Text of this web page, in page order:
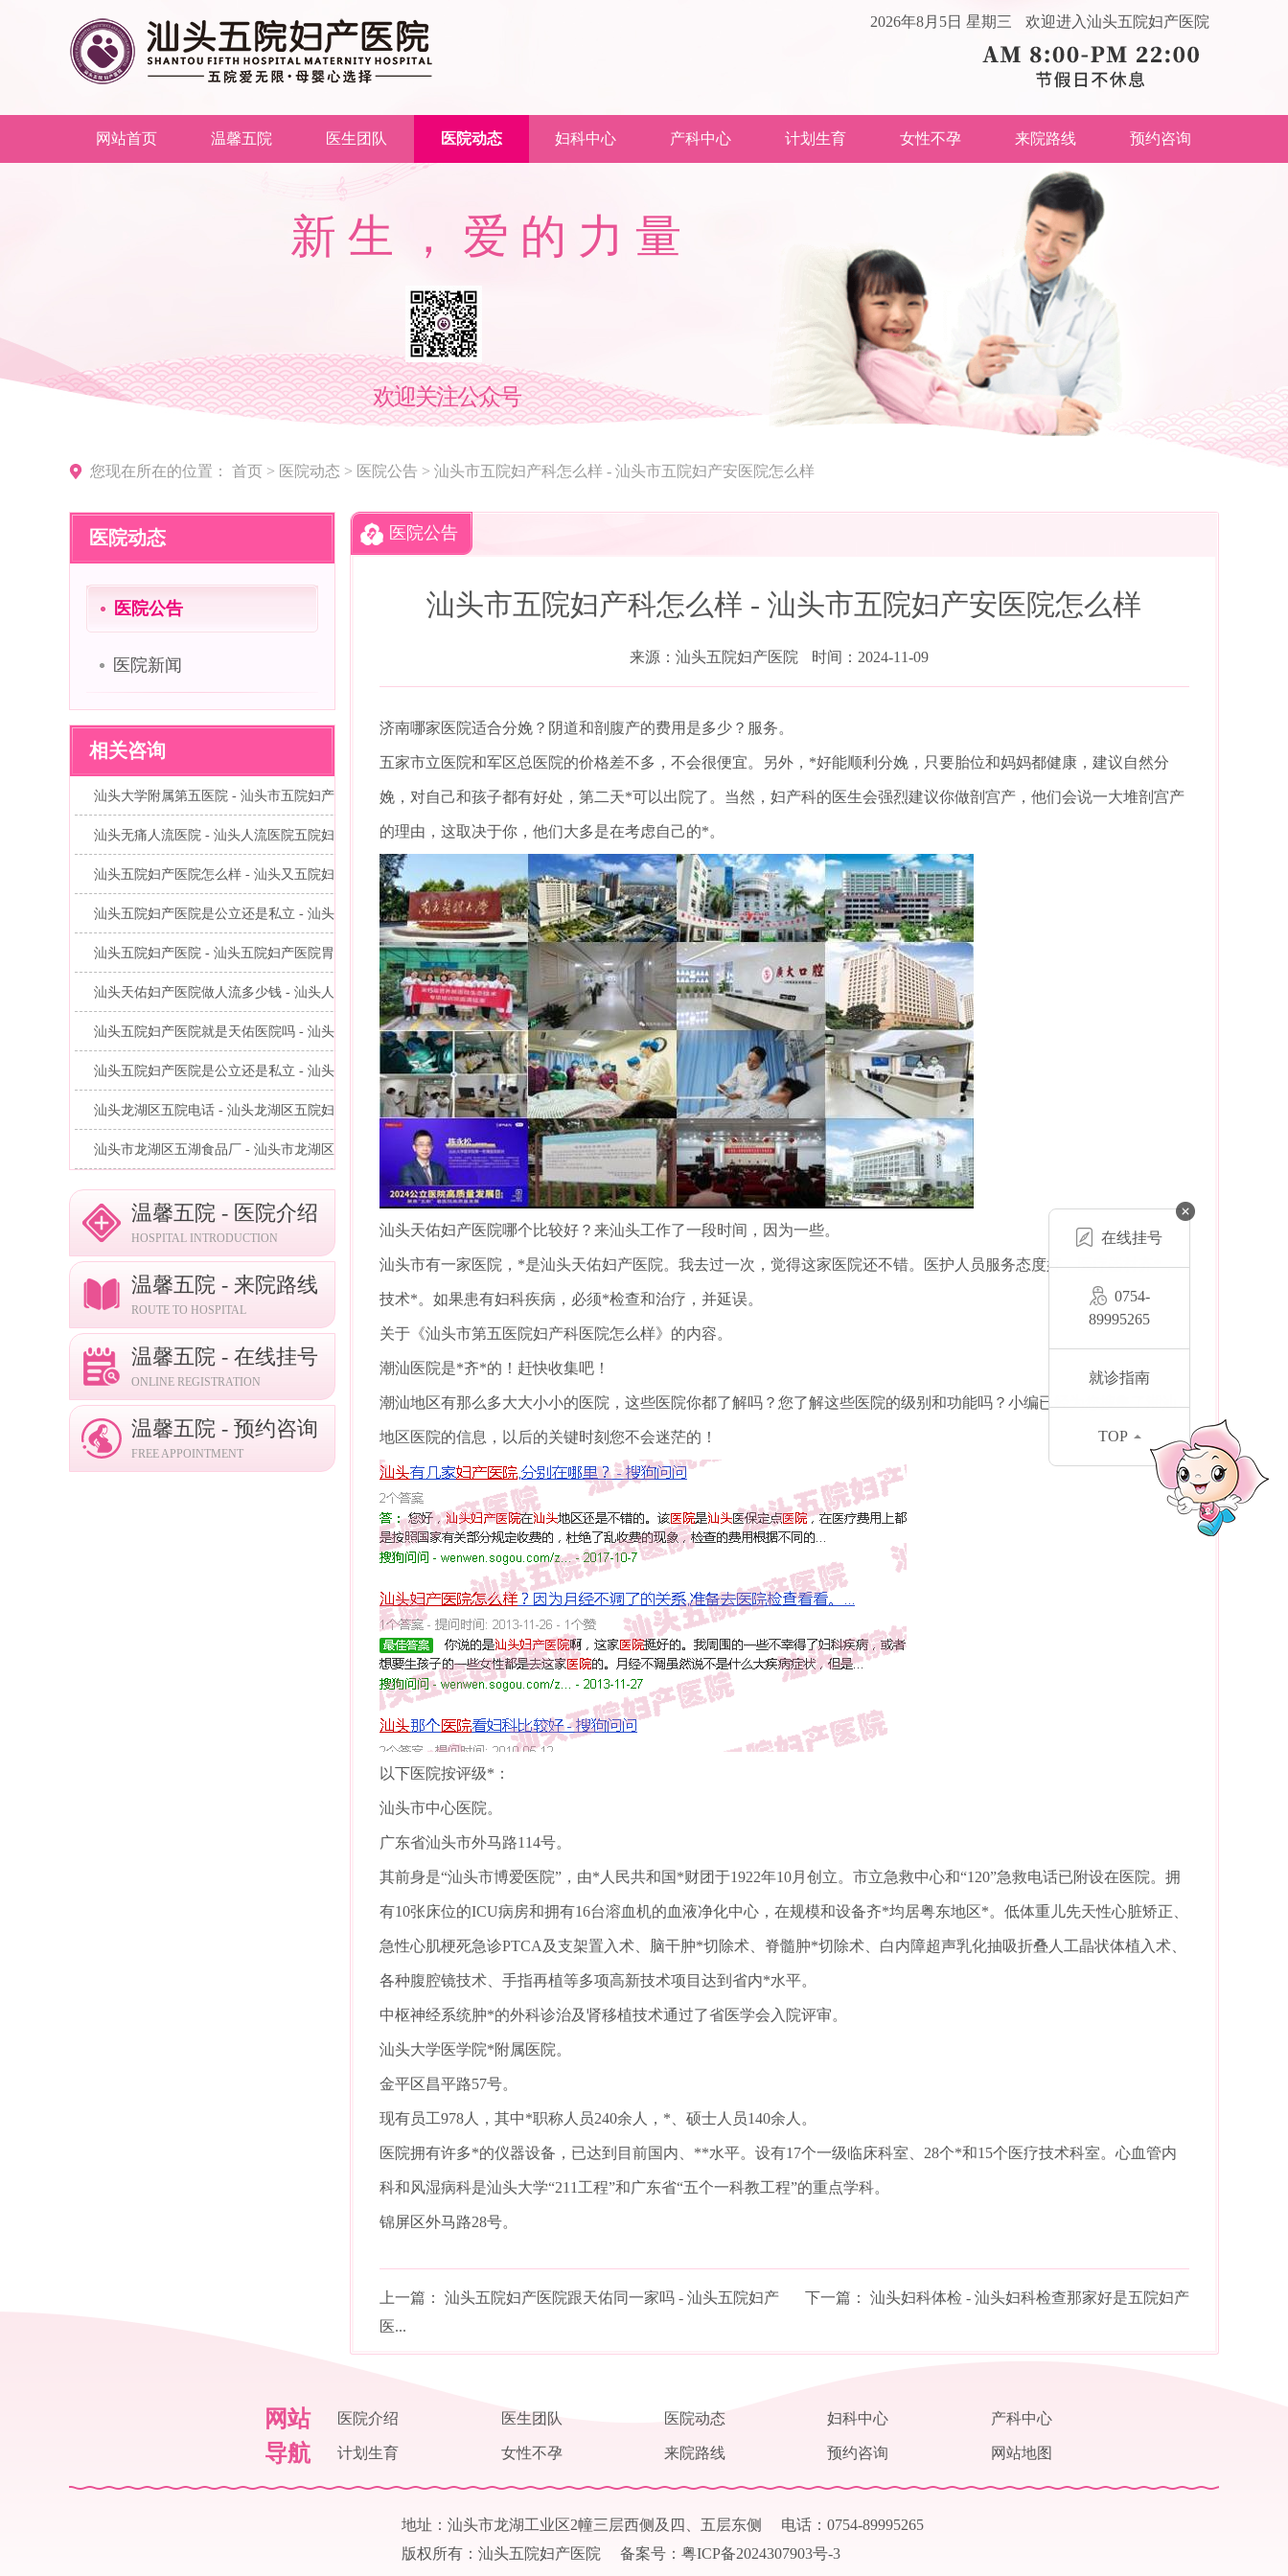
2026年8月5日 星期三 欢迎进入汕头五院妇产医院
网站首页 温馨五院 医生团队 医院动态 妇科中心 产科中心 计划生育 女性不孕 来院路线 预约咨询
欢迎关注公众号
心 呵
您现在所在的位置： 首页 > 医院动态 > 医院公告 > 汕头市五院妇产科怎么样 - 汕头市五院妇产安医院怎么样
医院动态
医院公告
医院新闻
相关咨询
汕头大学附属第五医院 - 汕头市五院妇产...
汕头无痛人流医院 - 汕头人流医院五院妇...
汕头五院妇产医院怎么样 - 汕头又五院妇...
汕头五院妇产医院是公立还是私立 - 汕头...
汕头五院妇产医院 - 汕头五院妇产医院胃...
汕头天佑妇产医院做人流多少钱 - 汕头人...
汕头五院妇产医院就是天佑医院吗 - 汕头...
汕头五院妇产医院是公立还是私立 - 汕头...
汕头龙湖区五院电话 - 汕头龙湖区五院妇...
汕头市龙湖区五湖食品厂 - 汕头市龙湖区...
温馨五院 - 医院介绍
HOSPITAL INTRODUCTION
温馨五院 - 来院路线
ROUTE TO HOSPITAL
温馨五院 - 在线挂号
ONLINE REGISTRATION
温馨五院 - 预约咨询
FREE APPOINTMENT
医院公告
汕头市五院妇产科怎么样 - 汕头市五院妇产安医院怎么样
来源：汕头五院妇产医院 时间：2024-11-09
济南哪家医院适合分娩？阴道和剖腹产的费用是多少？服务。
五家市立医院和军区总医院的价格差不多，不会很便宜。另外，*好能顺利分娩，只要胎位和妈妈都健康，建议自然分
娩，对自己和孩子都有好处，第二天*可以出院了。当然，妇产科的医生会强烈建议你做剖宫产，他们会说一大堆剖宫产
的理由，这取决于你，他们大多是在考虑自己的*。
汕头天佑妇产医院哪个比较好？来汕头工作了一段时间，因为一些。
汕头市有一家医院，*是汕头天佑妇产医院。我去过一次，觉得这家医院还不错。医护人员服务态度好，医疗器材齐*，
技术*。如果患有妇科疾病，必须*检查和治疗，并延误。
关于《汕头市第五医院妇产科医院怎么样》的内容。
潮汕医院是*齐*的！赶快收集吧！
潮汕地区有那么多大大小小的医院，这些医院你都了解吗？您了解这些医院的级别和功能吗？小编已经为您搜集了潮汕
地区医院的信息，以后的关键时刻您不会迷茫的！
以下医院按评级*：
汕头市中心医院。
广东省汕头市外马路114号。
其前身是“汕头市博爱医院”，由*人民共和国*财团于1922年10月创立。市立急救中心和“120”急救电话已附设在医院。拥
有10张床位的ICU病房和拥有16台溶血机的血液净化中心，在规模和设备齐*均居粤东地区*。低体重儿先天性心脏矫正、
急性心肌梗死急诊PTCA及支架置入术、脑干肿*切除术、脊髓肿*切除术、白内障超声乳化抽吸折叠人工晶状体植入术、
各种腹腔镜技术、手指再植等多项高新技术项目达到省内*水平。
中枢神经系统肿*的外科诊治及肾移植技术通过了省医学会入院评审。
汕头大学医学院*附属医院。
金平区昌平路57号。
现有员工978人，其中*职称人员240余人，*、硕士人员140余人。
医院拥有许多*的仪器设备，已达到目前国内、**水平。设有17个一级临床科室、28个*和15个医疗技术科室。心血管内
科和风湿病科是汕头大学“211工程”和广东省“五个一科教工程”的重点学科。
锦屏区外马路28号。
上一篇： 汕头五院妇产医院跟天佑同一家吗 - 汕头五院妇产
医...
下一篇： 汕头妇科体检 - 汕头妇科检查那家好是五院妇产
网站
导航
医院介绍 医生团队 医院动态 妇科中心 产科中心
计划生育 女性不孕 来院路线 预约咨询 网站地图
地址：汕头市龙湖工业区2幢三层西侧及四、五层东侧
电话：0754-89995265
版权所有：汕头五院妇产医院
备案号：粤ICP备2024307903号-3
在线挂号
0754-
89995265
就诊指南
TOP